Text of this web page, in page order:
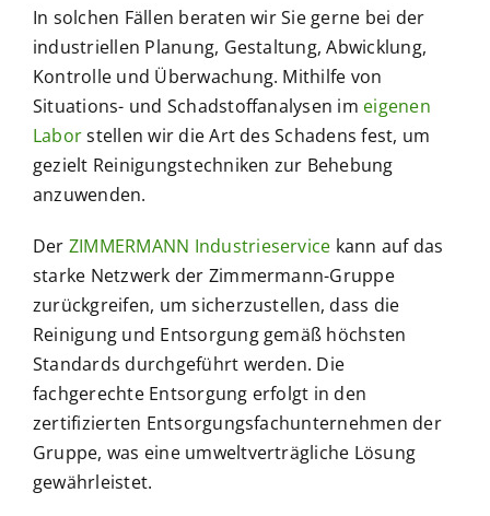
In solchen Fällen beraten wir Sie gerne bei der
industriellen Planung, Gestaltung, Abwicklung,
Kontrolle und Überwachung. Mithilfe von
Situations- und Schadstoffanalysen im eigenen
Laborstellen wir die Art des Schadens fest, um
gezielt Reinigungstechniken zur Behebung
anzuwenden.
Der ZIMMERMANN Industrieservice kann auf das
starke Netzwerk der Zimmermann-Gruppe
zurückgreifen, um sicherzustellen, dass die
Reinigung und Entsorgung gemäß höchsten
Standards durchgeführt werden. Die
fachgerechte Entsorgung erfolgt in den
zertifizierten Entsorgungsfachunternehmen der
Gruppe, was eine umweltverträgliche Lösung
gewährleistet.